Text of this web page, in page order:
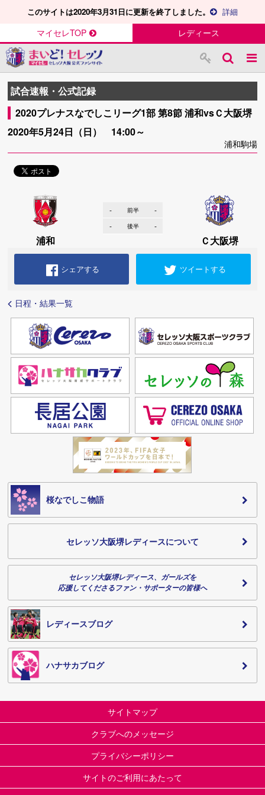
このサイトは2020年3月31日に更新を終了しました。 詳細
マイセレTOP レディース
試合速報・公式記録
2020プレナスなでしこリーグ1部 第8節 浦和vsＣ大阪堺
2020年5月24日（日） 14:00～
浦和駒場
浦和
- 前半
-
-
後半 -
Ｃ大阪堺
シェアする ツイートする
日程・結果一覧
桜なでしこ物語
セレッソ大阪堺レディースについて
セレッソ大阪堺レディース、ガールズを
応援してくださるファン・サポーターの皆様へ
レディースブログ
ハナサカブログ
サイトマップ
クラブへのメッセージ
プライバシーポリシー
サイトのご利用にあたって